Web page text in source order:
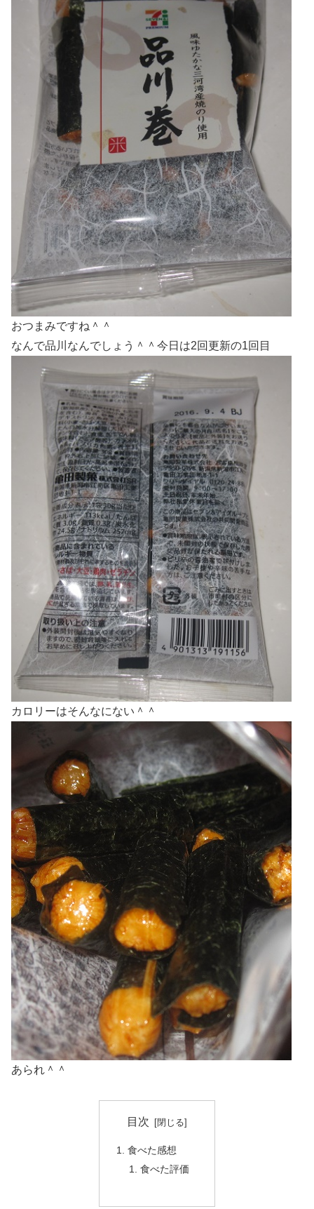
おつまみですね＾＾
なんで品川なんでしょう＾＾今日は2回更新の1回目
カロリーはそんなにない＾＾
あられ＾＾
目次
食べた感想
食べた評価